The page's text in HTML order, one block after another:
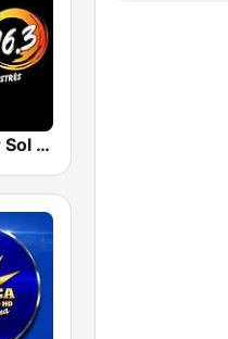
Radio Super Sol HD